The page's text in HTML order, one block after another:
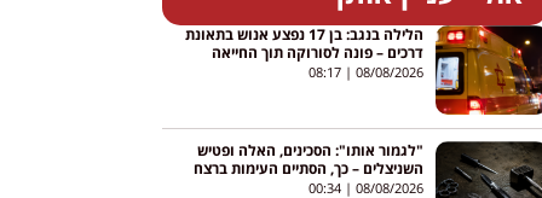
הלילה בנגב: בן 17 נפצע אנוש בתאונת
דרכים – פונה לסורוקה תוך החייאה
08/08/2026
08:17
"לגמור אותו": הסכינים, האלה ופטיש
השניצלים – כך, הסתיים העימות ברצח
בניהו רזי מירושלים
08/08/2026
00:34